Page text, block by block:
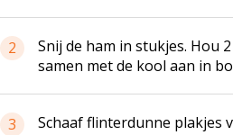
2
Snij de ham in stukjes. Hou
samen met de kool aan in
3
Schaaf flinterdunne plakjes